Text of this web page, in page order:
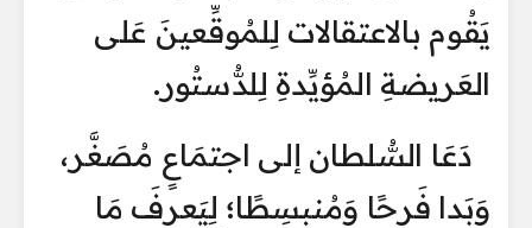
يَقُوم بالاعتقالات لِلمُوقِّعينَ عَلى
العَريضةِ المُؤيِّدةِ لِلدُّستُور.
دَعَا السُّلطان إلى اجتمَاعٍ مُصَغَّر،
وَبَدا فَرِحًا وَمُنبسِطًا؛ لِيَعرفَ مَا